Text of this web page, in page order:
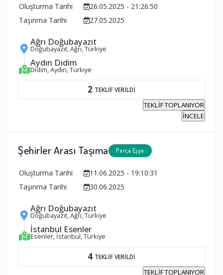
Oluşturma Tarihi
26.05.2025 - 21:26:50
Taşınma Tarihi
27.05.2025
Ağrı Doğubayazıt
Doğubayazıt, Ağrı, Türkiye
Aydın Didim
Didim, Aydın, Türkiye
2 TEKLİF VERİLDİ
TEKLİF TOPLANIYOR
İNCELE
Şehirler Arası Taşıma Parça Eşya
Oluşturma Tarihi
11.06.2025 - 19:10:31
Taşınma Tarihi
30.06.2025
Ağrı Doğubayazıt
Doğubayazıt, Ağrı, Türkiye
İstanbul Esenler
Esenler, İstanbul, Türkiye
4 TEKLİF VERİLDİ
TEKLİF TOPLANIYOR